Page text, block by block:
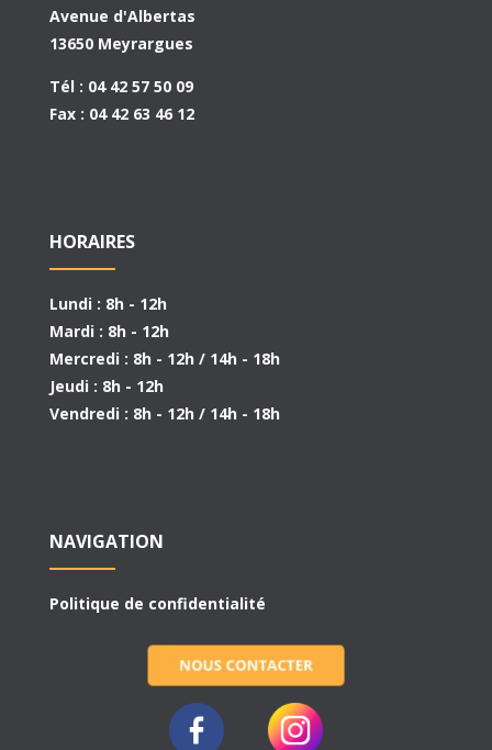
Avenue d'Albertas
13650 Meyrargues
Tél : 04 42 57 50 09
Fax : 04 42 63 46 12
HORAIRES
Lundi : 8h - 12h
Mardi : 8h - 12h
Mercredi : 8h - 12h / 14h - 18h
Jeudi : 8h - 12h
Vendredi : 8h - 12h / 14h - 18h
NAVIGATION
Politique de confidentialité